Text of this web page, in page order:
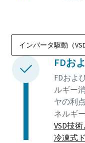
FDお
FDおよ
ルギー
ヤの利
ネルギ
VSD技
冷凍式